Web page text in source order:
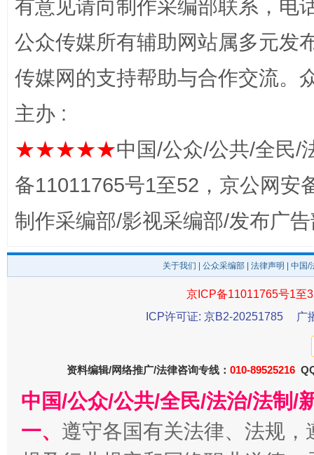
有意见请向制作采编部联系，电
公众传媒所有辅助网站属多元发
传媒网的支持帮助与合作交流。
主办 :
★★★★★中国/公众/公共/全民/
备11011765号1至52，京公网安
制作采编部/影视采编部/发布广
关于我们 公众采编部 法律声明 | 中国
京ICP备11011765号1至
ICP许可证: 京B2-20251785
广
资料编辑/网络推广/法律咨询专线： 010-89525216
中国/公众/公共/全民/法治/法制/
一、 遵守各国有关法律、法规